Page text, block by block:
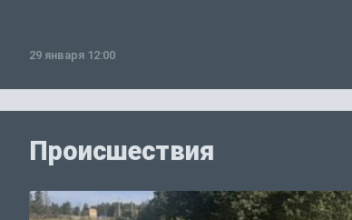
29 января 12:00
Происшествия